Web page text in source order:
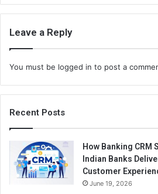
Leave a Reply
You must be logged in to post a
Recent Posts
How Banking CRM
Indian Banks
Customer
June 19, 2026